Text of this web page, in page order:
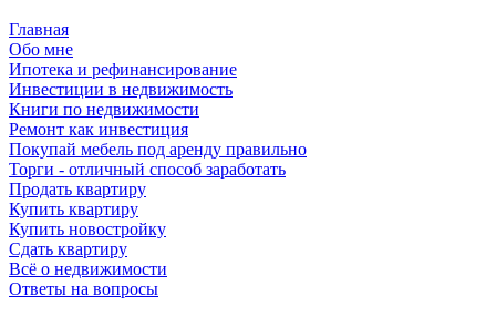
Главная
Обо мне
Ипотека и рефинансирование
Инвестиции в недвижимость
Книги по недвижимости
Ремонт как инвестиция
Покупай мебель под аренду правильно
Торги - отличный способ заработать
Продать квартиру
Купить квартиру
Купить новостройку
Сдать квартиру
Всё о недвижимости
Ответы на вопросы